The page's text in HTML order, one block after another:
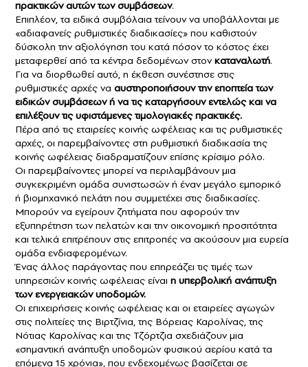
πρακτικών αυτών των συμβάσεων.
Επιπλέον, τα ειδικά συμβόλαια τείνουν να υποβάλλονται με
«αδιαφανείς ρυθμιστικές διαδικασίες» που καθιστούν
δύσκολη την αξιολόγηση του κατά πόσον το κόστος έχει
μεταφερθεί από τα κέντρα δεδομένων στονκαταναλωτή.
Για να διορθωθεί αυτό, η έκθεση συνέστησε στις
ρυθμιστικές αρχές να αυστηροποιήσουν την εποπτεία των
ειδικών συμβάσεων ή να τις καταργήσουν εντελώς και να
επιλέξουν τις υφιστάμενες τιμολογιακές πρακτικές.
Πέρα από τις εταιρείες κοινής ωφέλειας και τις ρυθμιστικές
αρχές, οι παρεμβαίνοντες στη ρυθμιστική διαδικασία της
κοινής ωφέλειας διαδραματίζουν επίσης κρίσιμο ρόλο.
Οι παρεμβαίνοντες μπορεί να περιλαμβάνουν μια
συγκεκριμένη ομάδα συνιστωσών ή έναν μεγάλο εμπορικό
ή βιομηχανικό πελάτη που συμμετέχει στις διαδικασίες.
Μπορούν να εγείρουν ζητήματα που αφορούν την
εξυπηρέτηση των πελατών και την οικονομική προσιτότητα
και τελικά επιτρέπουν στις επιτροπές να ακούσουν μια ευρεία
ομάδα ενδιαφερομένων.
Ένας άλλος παράγοντας που επηρεάζει τις τιμές των
υπηρεσιών κοινής ωφέλειας είναι η υπερβολική ανάπτυξη
των ενεργειακών υποδομών.
Οι επιχειρήσεις κοινής ωφέλειας και οι εταιρείες αγωγών
στις πολιτείες της Βιρτζίνια, της Βόρειας Καρολίνας, της
Νότιας Καρολίνας και της Τζόρτζια σχεδιάζουν μια
«σημαντική ανάπτυξη υποδομών φυσικού αερίου κατά τα
επόμενα 15 χρόνια», που ενδεχομένως βασίζεται σε